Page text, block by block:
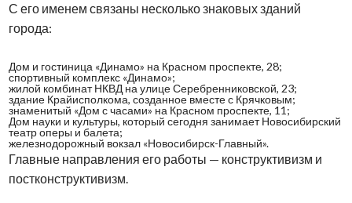
С его именем связаны несколько знаковых зданий
города:
Дом и гостиница «Динамо» на Красном проспекте, 28;
спортивный комплекс «Динамо»;
жилой комбинат НКВД на улице Серебренниковской, 23;
здание Крайисполкома, созданное вместе с Крячковым;
знаменитый «Дом с часами» на Красном проспекте, 11;
Дом науки и культуры, который сегодня занимает Новосибирский
театр оперы и балета;
железнодорожный вокзал «Новосибирск-Главный».
Главные направления его работы — конструктивизм и
постконструктивизм.